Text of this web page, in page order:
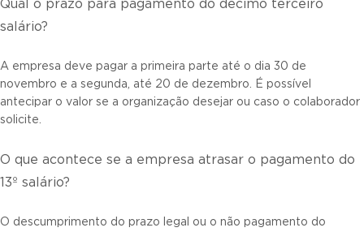
Qual o prazo para pagamento do décimo terceiro
salário?
A empresa deve pagar a primeira parte até o dia 30 de
novembro e a segunda, até 20 de dezembro. É possível
antecipar o valor se a organização desejar ou caso o colaborador
solicite.
O que acontece se a empresa atrasar o pagamento do
13º salário?
O descumprimento do prazo legal ou o não pagamento do